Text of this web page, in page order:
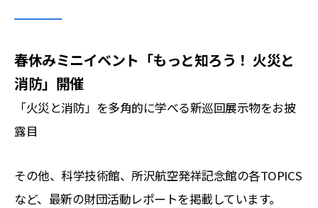
春休みミニイベント「もっと知ろう！ 火災と
消防」開催
「火災と消防」を多角的に学べる新巡回展示物をお披
露目
その他、科学技術館、所沢航空発祥記念館の各TOPICS
など、最新の財団活動レポートを掲載しています。